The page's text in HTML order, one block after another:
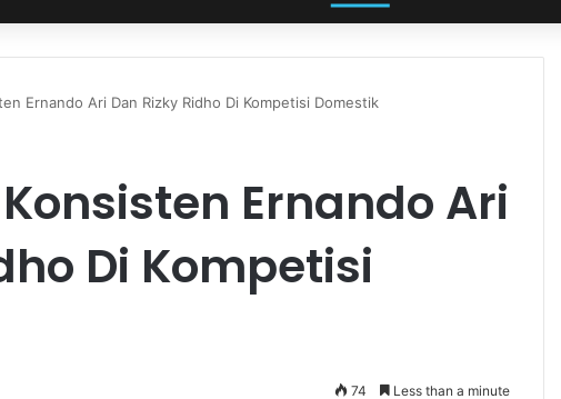
Ernando Ari Dan Rizky Ridho Di Kompetisi Domestik
Ernando Ari
Di Kompetisi
74 Less than a minute